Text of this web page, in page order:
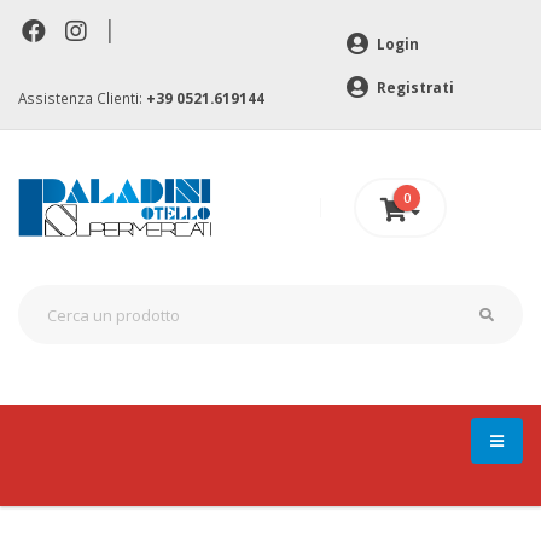
|
Assistenza Clienti: +39 0521.619144
Login
Registrati
0